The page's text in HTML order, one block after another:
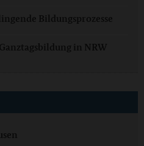
Bildungsprozesse
in NRW